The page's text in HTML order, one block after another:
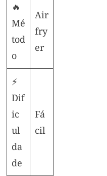
🔥
Mé
tod
o
Air
fry
er
⚡
Dif
ic
ul
da
de
Fá
cil